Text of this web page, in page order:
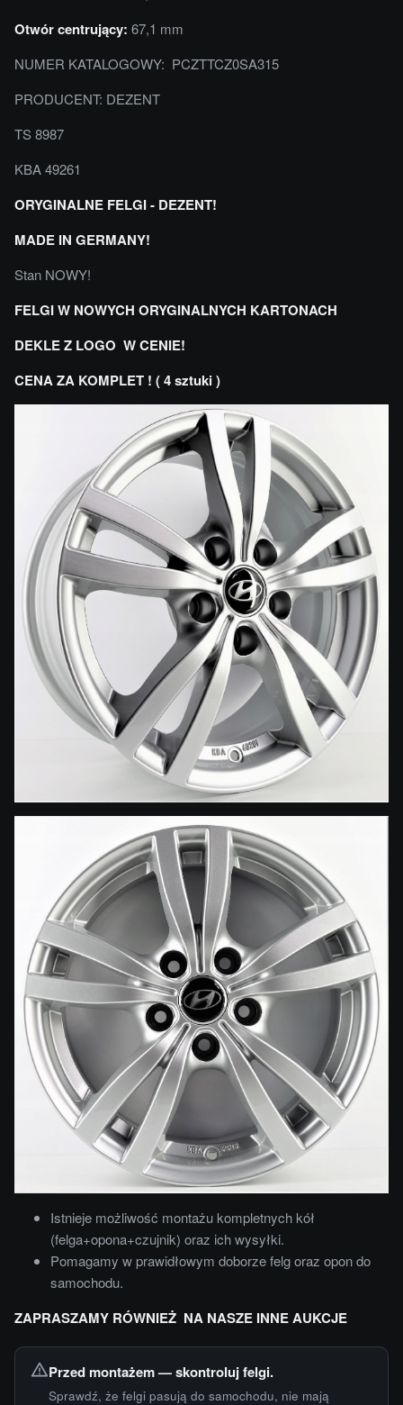
Otwór centrujący: 67,1 mm
NUMER KATALOGOWY: PCZTTCZ0SA315
PRODUCENT: DEZENT
TS 8987
KBA 49261
ORYGINALNE FELGI - DEZENT!
MADE IN GERMANY!
Stan NOWY!
FELGI W NOWYCH ORYGINALNYCH KARTONACH
DEKLE Z LOGO W CENIE!
CENA ZA KOMPLET ! ( 4 sztuki )
Istnieje możliwość montażu kompletnych kół
(felga+opona+czujnik) oraz ich wysyłki.
Pomagamy w prawidłowym doborze felg oraz opon do
samochodu.
ZAPRASZAMY RÓWNIEŻ NA NASZE INNE AUKCJE
Przed montażem — skontroluj felgi.
Sprawdź, że felgi pasują do samochodu, nie mają